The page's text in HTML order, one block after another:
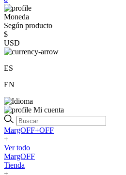
Moneda
Según producto
$
USD
ES
EN
Mi cuenta
MargOFF+OFF
+
Ver todo
MargOFF
Tienda